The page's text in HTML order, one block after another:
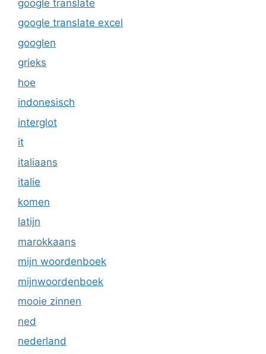
google translate
google translate excel
googlen
grieks
hoe
indonesisch
interglot
it
italiaans
italie
komen
latijn
marokkaans
mijn woordenboek
mijnwoordenboek
mooie zinnen
ned
nederland